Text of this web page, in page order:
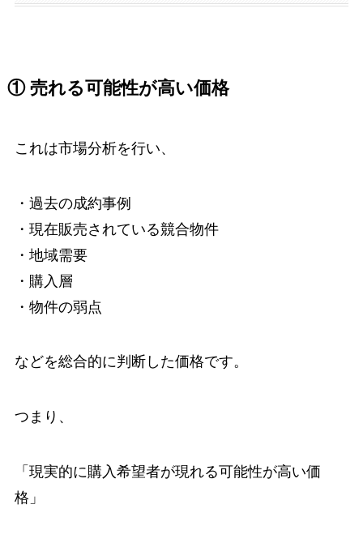
① 売れる可能性が高い価格
これは市場分析を行い、
・過去の成約事例
・現在販売されている競合物件
・地域需要
・購入層
・物件の弱点
などを総合的に判断した価格です。
つまり、
「現実的に購入希望者が現れる可能性が高い価
格」